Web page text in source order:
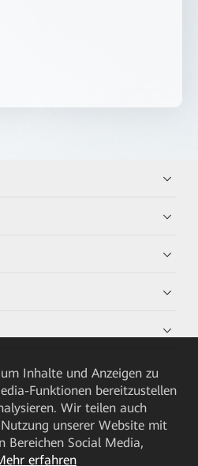
Inhalte und Anzeigen zu
Funktionen bereitzustellen
Wir teilen auch
unserer Website mit
Bereichen Social Media,
erfahren